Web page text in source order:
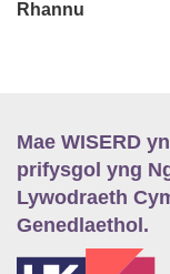
Rhannu
Mae WISERD
prifysgol yng
Lywodraeth
Genedlaethol.